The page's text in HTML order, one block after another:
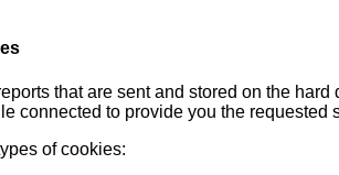
that are sent and stored on the
connected to provide you the
of cookies: